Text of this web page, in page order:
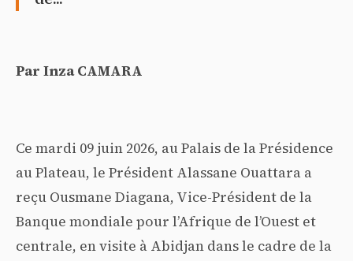
Par Inza CAMARA
Ce mardi 09 juin 2026, au Palais de la Présidence
au Plateau, le Président Alassane Ouattara a
reçu Ousmane Diagana, Vice-Président de la
Banque mondiale pour l’Afrique de l’Ouest et
centrale, en visite à Abidjan dans le cadre de la